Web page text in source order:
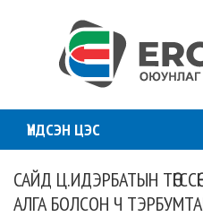
ҮНДСЭН ЦЭС
САЙД Ц.ИДЭРБАТЫН
АЛГА БОЛСОН Ч